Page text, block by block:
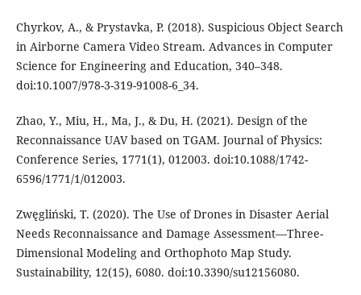
Chyrkov, A., & Prystavka, P. (2018). Suspicious Object Search
in Airborne Camera Video Stream. Advances in Computer
Science for Engineering and Education, 340–348.
doi:10.1007/978-3-319-91008-6_34.
Zhao, Y., Miu, H., Ma, J., & Du, H. (2021). Design of the
Reconnaissance UAV based on TGAM. Journal of Physics:
Conference Series, 1771(1), 012003. doi:10.1088/1742-
6596/1771/1/012003.
Zwęgliński, T. (2020). The Use of Drones in Disaster Aerial
Needs Reconnaissance and Damage Assessment—Three-
Dimensional Modeling and Orthophoto Map Study.
Sustainability, 12(15), 6080. doi:10.3390/su12156080.